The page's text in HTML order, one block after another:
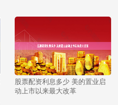
股票配资利息多少 美的置业启
动上市以来最大改革